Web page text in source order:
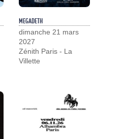
MEGADETH
dimanche 21 mars
2027
Zénith Paris - La
Villette